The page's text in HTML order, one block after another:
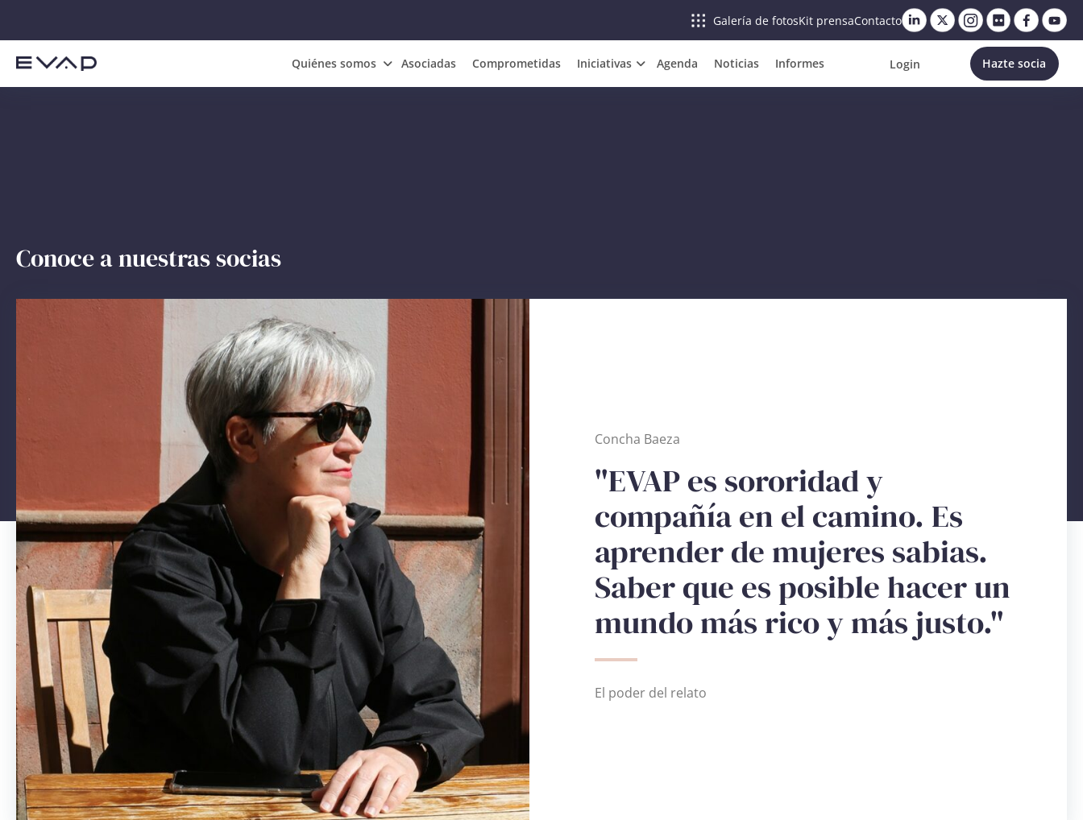
Galería de fotosKit prensaContacto
Quiénes somos Asociadas Comprometidas Iniciativas Agenda Noticias Informes Login Hazte socia
Conoce a nuestras socias
Concha Baeza
"EVAP es sororidad y
compañía en el camino. Es
aprender de mujeres sabias.
Saber que es posible hacer un
mundo más rico y más justo."
El poder del relato